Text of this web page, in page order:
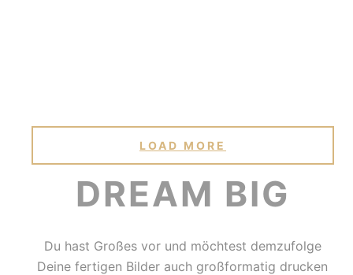
LOAD MORE
DREAM BIG
Du hast Großes vor und möchtest demzufolge
Deine fertigen Bilder auch großformatig drucken